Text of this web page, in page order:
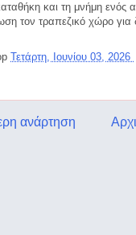
και τη μνήμη ενός
τον τραπεζικό χώρο για
Τετάρτη, Ιουνίου 03, 2026
ανάρτηση